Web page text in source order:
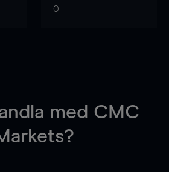
0
med CMC